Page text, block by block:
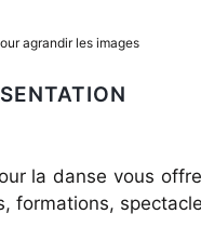
agrandir les images
la danse vous
formations,